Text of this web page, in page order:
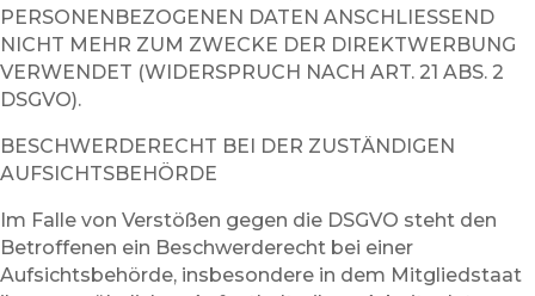
PERSONENBEZOGENEN DATEN ANSCHLIESSEND
NICHT MEHR ZUM ZWECKE DER DIREKTWERBUNG
VERWENDET (WIDERSPRUCH NACH ART. 21 ABS. 2
DSGVO).
BESCHWERDERECHT BEI DER ZUSTÄNDIGEN
AUFSICHTSBEHÖRDE
Im Falle von Verstößen gegen die DSGVO steht den
Betroffenen ein Beschwerderecht bei einer
Aufsichtsbehörde, insbesondere in dem Mitgliedstaat